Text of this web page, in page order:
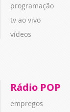
programação
tv ao vivo
vídeos
Rádio POP
empregos